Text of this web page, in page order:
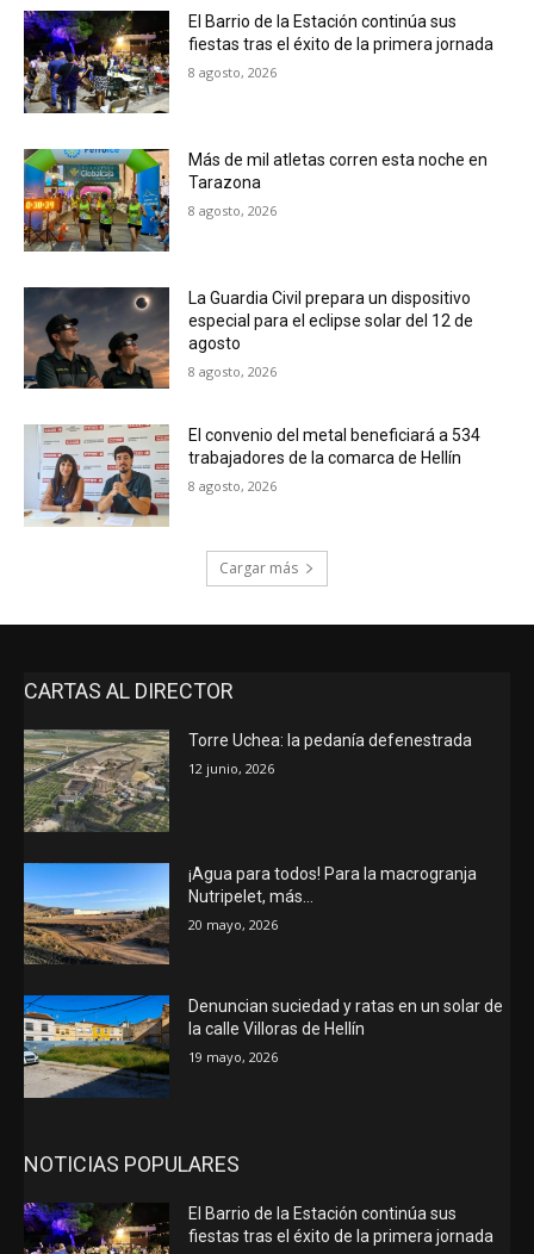
El Barrio de la Estación continúa sus
fiestas tras el éxito de la primera jornada
8 agosto, 2026
Más de mil atletas corren esta noche en
Tarazona
8 agosto, 2026
La Guardia Civil prepara un dispositivo
especial para el eclipse solar del 12 de
agosto
8 agosto, 2026
El convenio del metal beneficiará a 534
trabajadores de la comarca de Hellín
8 agosto, 2026
Cargar más
CARTAS AL DIRECTOR
Torre Uchea: la pedanía defenestrada
12 junio, 2026
¡Agua para todos! Para la macrogranja
Nutripelet, más…
20 mayo, 2026
Denuncian suciedad y ratas en un solar de
la calle Villoras de Hellín
19 mayo, 2026
NOTICIAS POPULARES
El Barrio de la Estación continúa sus
fiestas tras el éxito de la primera jornada